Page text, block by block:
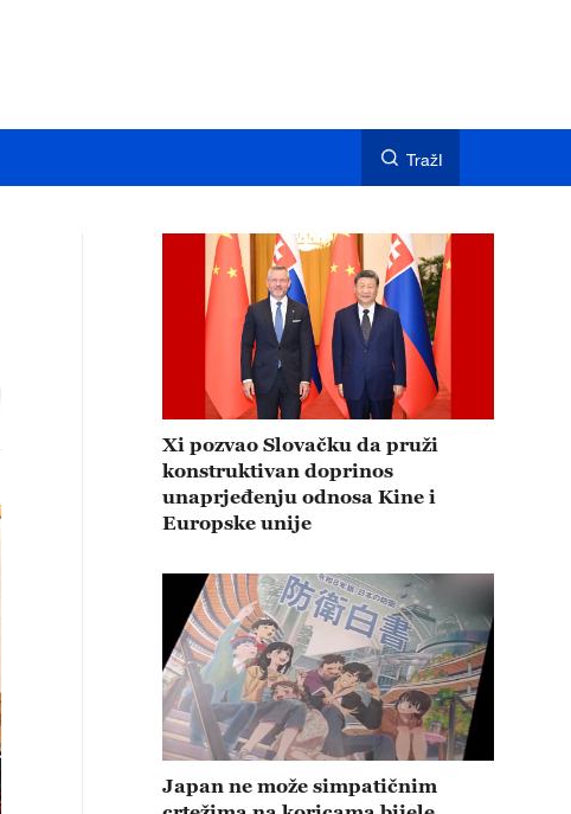
TražI
Xi pozvao Slovačku da pruži
konstruktivan doprinos
unaprjeđenju odnosa Kine i
Europske unije
Japan ne može simpatičnim